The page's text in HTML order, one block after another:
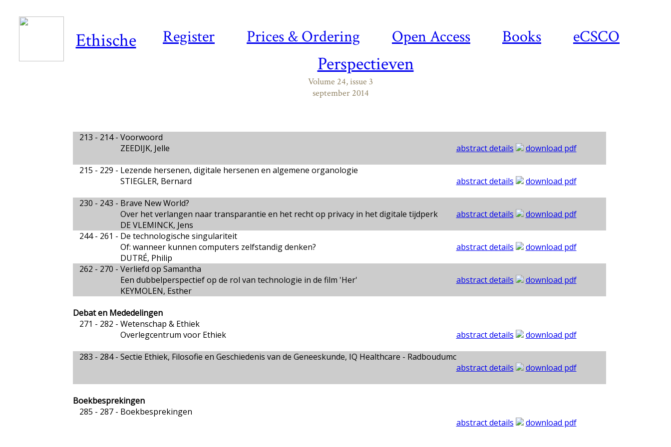
Register Prices & Ordering Open Access Books eCSCO
Ethische
Perspectieven
Volume 24, issue 3
september 2014
213 - 214 - Voorwoord
ZEEDIJK, Jelle
abstract details
download pdf
215 - 229 - Lezende hersenen, digitale hersenen en algemene organologie
STIEGLER, Bernard
abstract details
download pdf
230 - 243 - Brave New World?
Over het verlangen naar transparantie en het recht op privacy in het digitale tijdperk
DE VLEMINCK, Jens
abstract details
download pdf
244 - 261 - De technologische singulariteit
Of: wanneer kunnen computers zelfstandig denken?
DUTRÉ, Philip
abstract details
download pdf
262 - 270 - Verliefd op Samantha
Een dubbelperspectief op de rol van technologie in de film 'Her'
KEYMOLEN, Esther
abstract details download pdf
Debat en Mededelingen
271 - 282 - Wetenschap & Ethiek
Overlegcentrum voor Ethiek
abstract details
download pdf
283 - 284 - Sectie Ethiek, Filosofie en Geschiedenis van de Geneeskunde, IQ Healthcare - Radboudumc
abstract details
download pdf
Boekbesprekingen
285 - 287 - Boekbesprekingen
abstract details
download pdf